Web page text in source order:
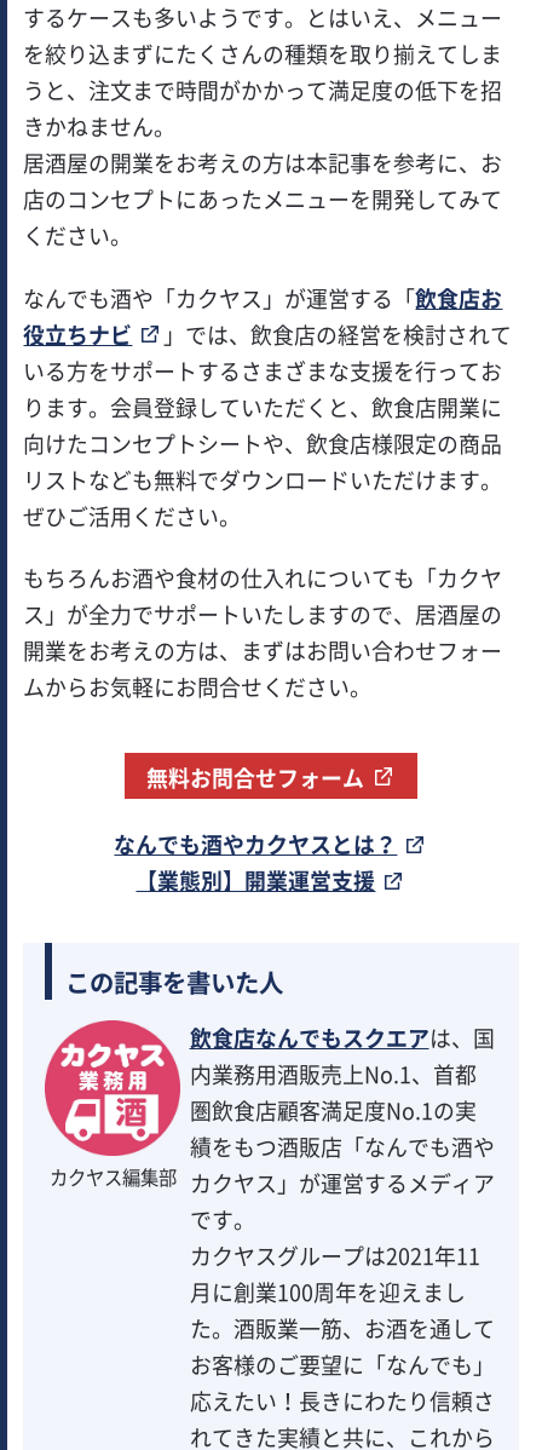
するケースも多いようです。とはいえ、メニュー
を絞り込まずにたくさんの種類を取り揃えてしま
うと、注文まで時間がかかって満足度の低下を招
きかねません。
居酒屋の開業をお考えの方は本記事を参考に、お
店のコンセプトにあったメニューを開発してみて
ください。
なんでも酒や「カクヤス」が運営する「飲食店お
役立ちナビ
」では、飲食店の経営を検討されて
いる方をサポートするさまざまな支援を行ってお
ります。会員登録していただくと、飲食店開業に
向けたコンセプトシートや、飲食店様限定の商品
リストなども無料でダウンロードいただけます。
ぜひご活用ください。
もちろんお酒や食材の仕入れについても「カクヤ
ス」が全力でサポートいたしますので、居酒屋の
開業をお考えの方は、まずはお問い合わせフォー
ムからお気軽にお問合せください。
無料お問合せフォーム
なんでも酒やカクヤスとは？
【業態別】開業運営支援
この記事を書いた人
カクヤス編集部
飲食店なんでもスクエアは、国
内業務用酒販売上No.1、首都
圏飲食店顧客満足度No.1の実
績をもつ酒販店「なんでも酒や
カクヤス」が運営するメディア
です。
カクヤスグループは2021年11
月に創業100周年を迎えまし
た。酒販業一筋、お酒を通して
お客様のご要望に「なんでも」
応えたい！長きにわたり信頼さ
れてきた実績と共に、これから